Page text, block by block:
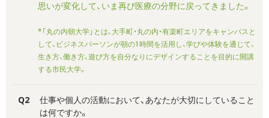
思いが変化して、いま再び医療の分野に戻ってきました。
*「丸の内朝大学」とは、大手町・丸の内・有楽町エリアをキャンパスと
して、ビジネスパーソンが朝の1時間を活用し、学びや体験を通じて、
生き方、働き方、遊び方を自分なりにデザインすることを目的に開講
する市民大学。
Q2
仕事や個人の活動において、あなたが大切にしていること
は何ですか。